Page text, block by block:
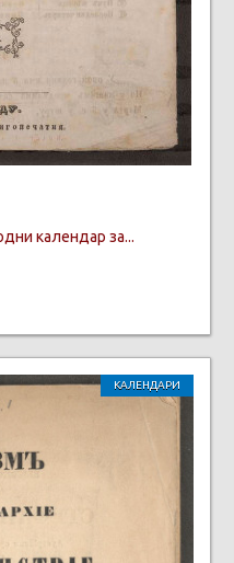
календар за...
КАЛЕНДАРИ